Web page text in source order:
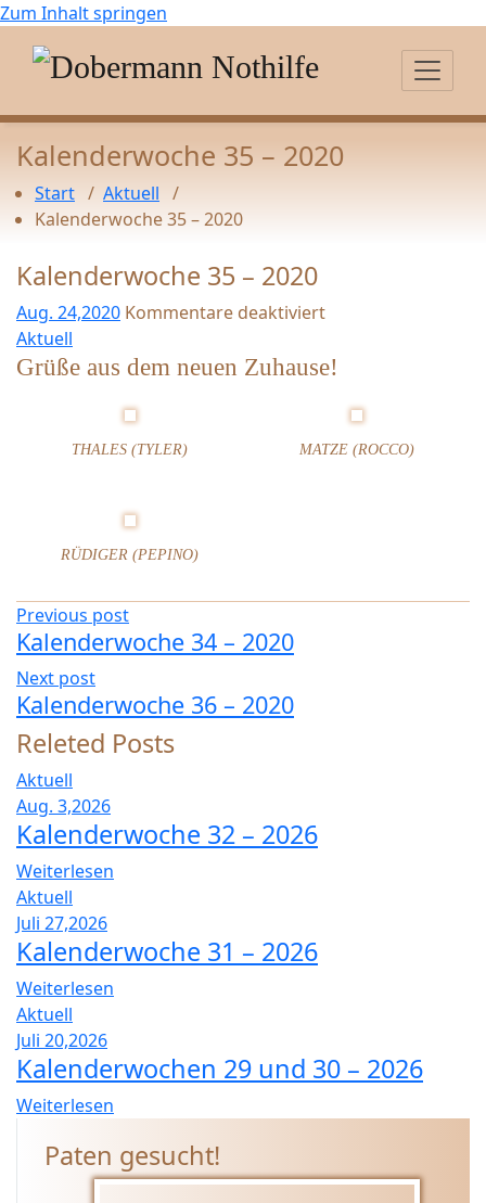
Zum Inhalt springen
Kalenderwoche 35 – 2020
Start / Aktuell /
Kalenderwoche 35 – 2020
Kalenderwoche 35 – 2020
Aug. 24,2020 Kommentare deaktiviert
f
ü
w
o
c
h
e
3
5
2
0
2
0
Aktuell
Grüße aus dem neuen Zuhause!
THALES (TYLER) MATZE (ROCCO)
RÜDIGER (PEPINO)
Previous post
Kalenderwoche 34 – 2020
Next post
Kalenderwoche 36 – 2020
Releted Posts
Aktuell
Aug. 3,2026
Kalenderwoche 32 – 2026
Weiterlesen
Aktuell
Juli 27,2026
Kalenderwoche 31 – 2026
Weiterlesen
Aktuell
Juli 20,2026
Kalenderwochen 29 und 30 – 2026
Weiterlesen
Paten gesucht!